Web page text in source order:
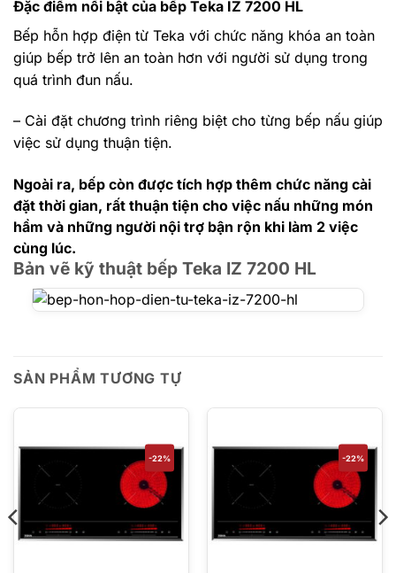
Đặc điểm nổi bật của bếp Teka IZ 7200 HL
Bếp hỗn hợp điện từ Teka với chức năng khóa an toàn
giúp bếp trở lên an toàn hơn với người sử dụng trong
quá trình đun nấu.
– Cài đặt chương trình riêng biệt cho từng bếp nấu giúp
việc sử dụng thuận tiện.
Ngoài ra, bếp còn được tích hợp thêm chức năng cài
đặt thời gian, rất thuận tiện cho việc nấu những món
hầm và những người nội trợ bận rộn khi làm 2 việc
cùng lúc.
Bản vẽ kỹ thuật bếp Teka IZ 7200 HL
SẢN PHẨM TƯƠNG TỰ
-22% -22%